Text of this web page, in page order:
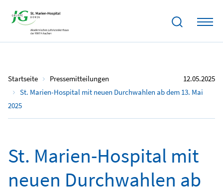
Startseite
Pressemitteilungen
St. Marien-Hospital mit neuen Durchwahlen ab dem 13. Mai
2025
12.05.2025
St. Marien-Hospital mit
neuen Durchwahlen ab